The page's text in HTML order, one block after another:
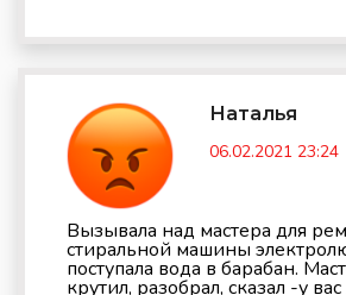
Наталья
06.02.2021 23:24
Вызывала над мастера для
стиральной машины
поступала вода в барабан.
крутил, разобрал, сказал -у